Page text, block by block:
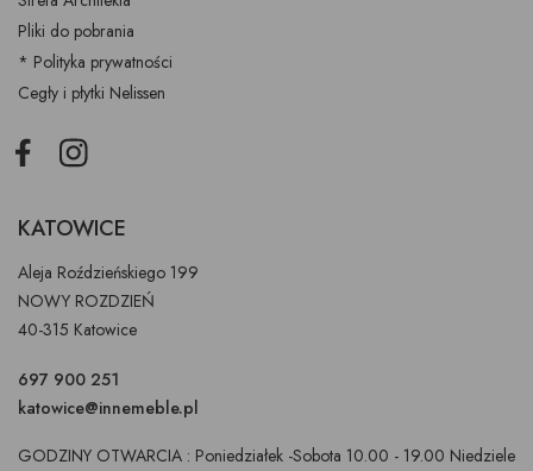
Pliki do pobrania
* Polityka prywatności
Cegły i płytki Nelissen
FacebookInstagram
KATOWICE
Aleja Roździeńskiego 199
NOWY ROZDZIEŃ
40-315 Katowice
697 900 251
katowice@innemeble.pl
GODZINY OTWARCIA : Poniedziałek -Sobota 10.00 - 19.00 Niedziele